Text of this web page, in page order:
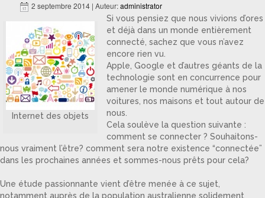
2 septembre 2014 | Auteur:administrator
Internet des objets
Si vous pensiez que nous vivions d’ores
et déjà dans un monde entièrement
connecté, sachez que vous n’avez
encore rien vu.
Apple, Google et d’autres géants de la
technologie sont en concurrence pour
amener le monde numérique à nos
voitures, nos maisons et tout autour de
nous.
Cela soulève la question suivante :
comment se connecter ? Souhaitons-
nous vraiment l’être? comment sera notre existence “connectée”
dans les prochaines années et sommes-nous prêts pour cela?
Une étude passionnante vient d’être menée à ce sujet,
notamment auprès de la population australienne solidement